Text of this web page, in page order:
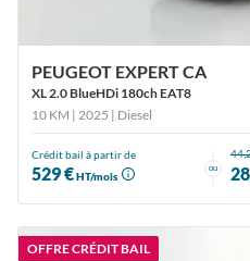
PEUGEOT EXPERT CA
XL 2.0 BlueHDi 180ch EAT8
10 KM | 2025 | Diesel
Crédit bail à partir de
529 €HT/mois
ou
OFFRE CRÉDIT BAIL